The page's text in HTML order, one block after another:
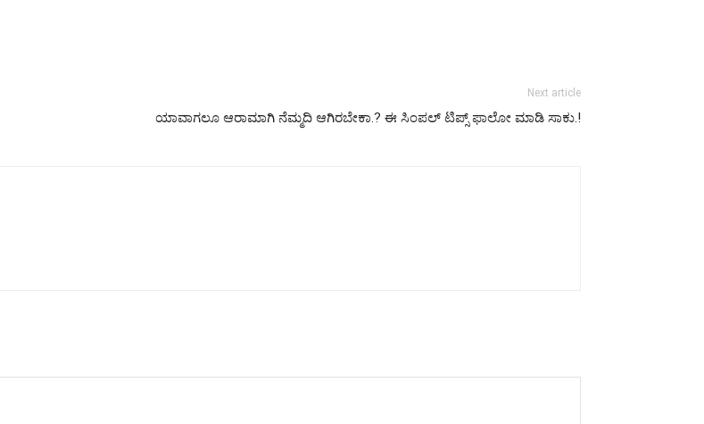
Next article
ಯಾವಾಗಲೂ ಆರಾಮಾಗಿ ನೆಮ್ಮದಿ ಆಗಿರಬೇಕಾ.? ಈ ಸಿಂಪಲ್ ಟಿಪ್ಸ್ ಫಾಲೋ ಮಾಡಿ ಸಾಕು.!